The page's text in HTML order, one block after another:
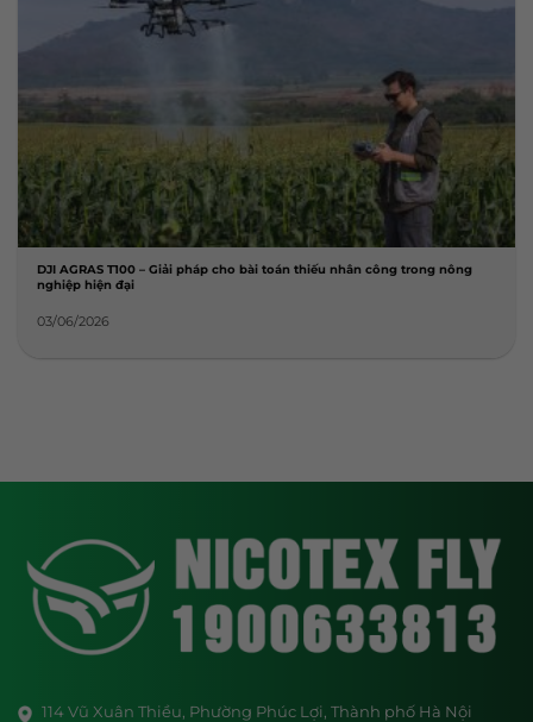
DJI AGRAS T100 – Giải pháp cho bài toán thiếu nhân công trong nông
nghiệp hiện đại
03/06/2026
114 Vũ Xuân Thiều, Phường Phúc Lợi, Thành phố Hà Nội